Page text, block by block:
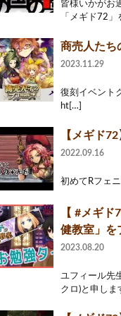
皆様いかがお
「メギド72
商売人た
2023.11.29
復刻イベン
ht[…]
【メギド
2022.09.16
初めてRフェ
【 #メギ
健教室」を
2023.08.20
ユフィール先
クロ)と申し